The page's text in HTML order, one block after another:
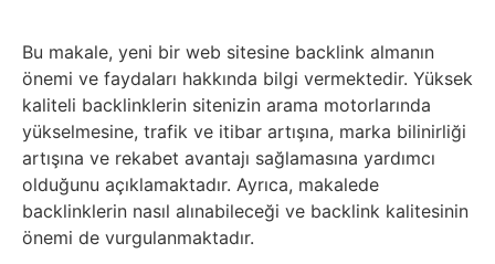
Facebook
Felsefe
Finans
Genel
Bu makale, yeni bir web sitesine backlink almanın
önemi ve faydaları hakkında bilgi vermektedir. Yüksek
kaliteli backlinklerin sitenizin arama motorlarında
yükselmesine, trafik ve itibar artışına, marka bilinirliği
artışına ve rekabet avantajı sağlamasına yardımcı
olduğunu açıklamaktadır. Ayrıca, makalede
backlinklerin nasıl alınabileceği ve backlink kalitesinin
önemi de vurgulanmaktadır.